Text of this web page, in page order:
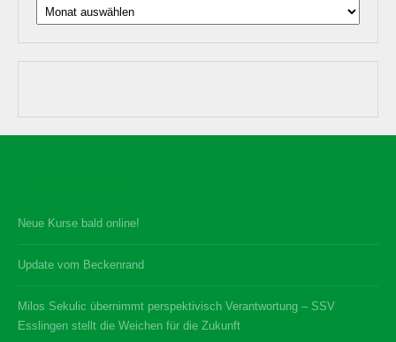
Archiv
Neue Kurse bald online!
Update vom Beckenrand
Milos Sekulic übernimmt perspektivisch Verantwortung – SSV
Esslingen stellt die Weichen für die Zukunft